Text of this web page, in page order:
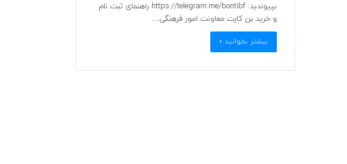
بپیوندید: https://telegram.me/bontibf راهنمای ثبت نام
و خرید بن کارت معاونت امور فرهنگی…
بیشتر بخوانید »